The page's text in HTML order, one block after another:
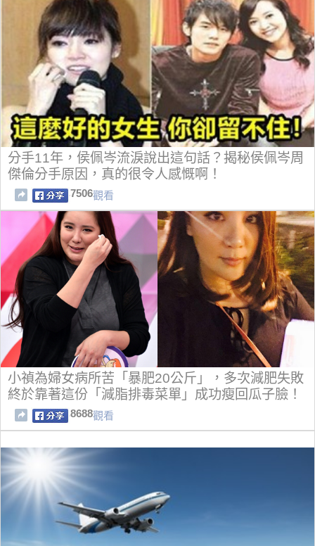
分手11年，侯佩岑流淚說出這句話？揭秘侯佩岑周
傑倫分手原因，真的很令人感慨啊！
7506觀看
小禎為婦女病所苦「暴肥20公斤」，多次減肥失敗
終於靠著這份「減脂排毒菜單」成功瘦回瓜子臉！
8688觀看